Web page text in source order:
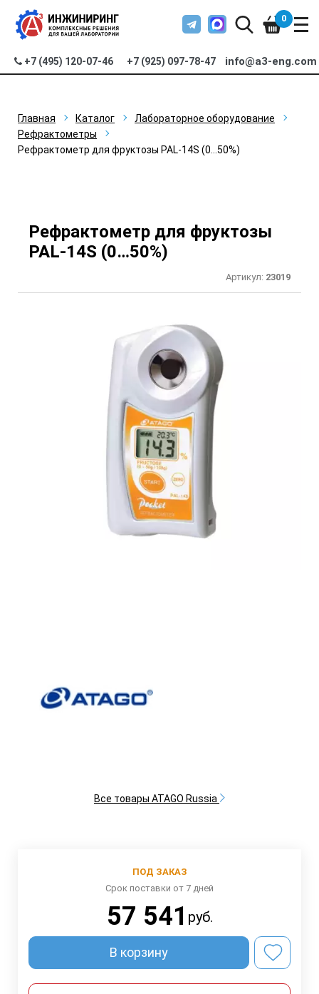
+7 (495) 120-07-46 +7 (925) 097-78-47 info@a3-eng.com
0
Главная Каталог
Лабораторное оборудование
Рефрактометры
Рефрактометр для фруктозы PAL-14S (0…50%)
Рефрактометр для фруктозы
PAL-14S (0…50%)
Артикул: 23019
Все товары ATAGO Russia
ПОД ЗАКАЗ
Срок поставки от 7 дней
57 541 руб.
В корзину